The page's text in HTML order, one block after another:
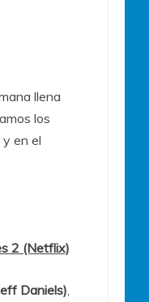
llena
los
en el
2 (Netflix)
Daniels)